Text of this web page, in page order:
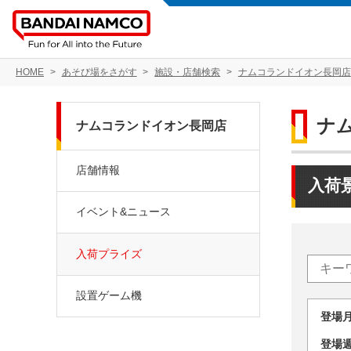
HOME あそび場をさがす 施設・店舗検索 ナムコランドイオン長岡店
ナ
入荷
登
登
ナムコランドイオン長岡店
店舗情報
イベント&ニュース
入荷プライズ
設置ゲーム機